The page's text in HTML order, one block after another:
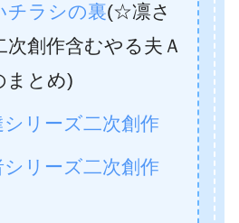
チラシの裏(☆凛さ
次創作含むやる夫Ａ
まとめ)
リーズ二次創作
リーズ二次創作